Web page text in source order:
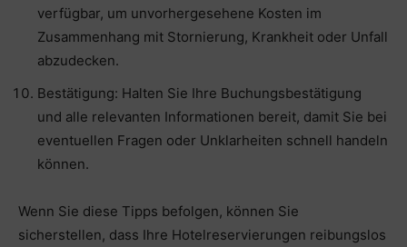
verfügbar, um unvorhergesehene Kosten im
Zusammenhang mit Stornierung, Krankheit oder Unfall
abzudecken.
Bestätigung: Halten Sie Ihre Buchungsbestätigung
und alle relevanten Informationen bereit, damit Sie bei
eventuellen Fragen oder Unklarheiten schnell handeln
können.
Wenn Sie diese Tipps befolgen, können Sie
sicherstellen, dass Ihre Hotelreservierungen reibungslos